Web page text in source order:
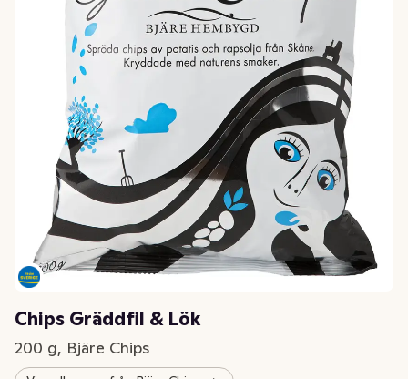
Chips Gräddfil & Lök
200 g, Bjäre Chips